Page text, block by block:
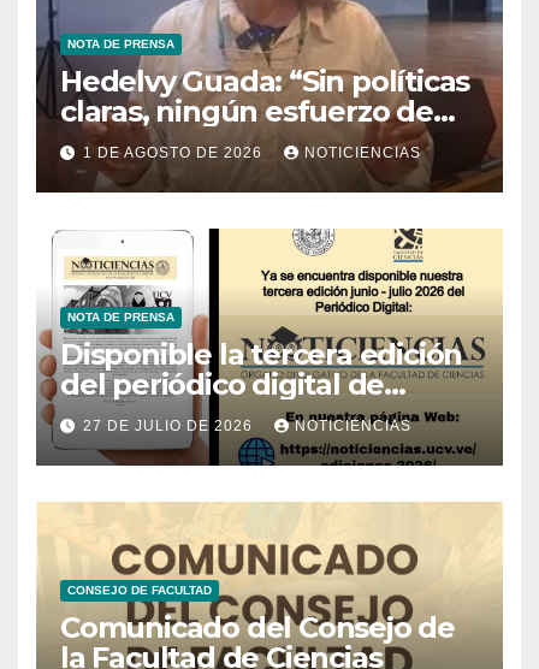
NOTA DE PRENSA
Hedelvy Guada: “Sin políticas
claras, ningún esfuerzo de
conservación rendirá frutos”
1 DE AGOSTO DE 2026 NOTICIENCIAS
NOTA DE PRENSA
Disponible la tercera edición
del periódico digital de
Noticiencias 2026
27 DE JULIO DE 2026 NOTICIENCIAS
CONSEJO DE FACULTAD
Comunicado del Consejo de
la Facultad de Ciencias